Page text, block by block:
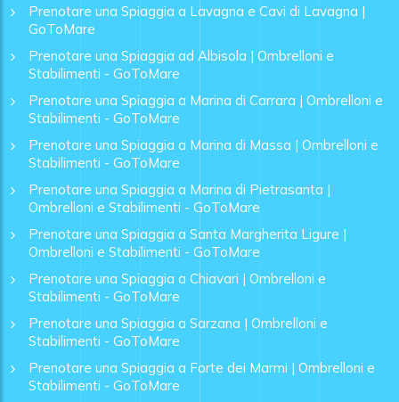
Prenotare una Spiaggia a Lavagna e Cavi di Lavagna |
GoToMare
Prenotare una Spiaggia ad Albisola | Ombrelloni e
Stabilimenti - GoToMare
Prenotare una Spiaggia a Marina di Carrara | Ombrelloni e
Stabilimenti - GoToMare
Prenotare una Spiaggia a Marina di Massa | Ombrelloni e
Stabilimenti - GoToMare
Prenotare una Spiaggia a Marina di Pietrasanta |
Ombrelloni e Stabilimenti - GoToMare
Prenotare una Spiaggia a Santa Margherita Ligure |
Ombrelloni e Stabilimenti - GoToMare
Prenotare una Spiaggia a Chiavari | Ombrelloni e
Stabilimenti - GoToMare
Prenotare una Spiaggia a Sarzana | Ombrelloni e
Stabilimenti - GoToMare
Prenotare una Spiaggia a Forte dei Marmi | Ombrelloni e
Stabilimenti - GoToMare